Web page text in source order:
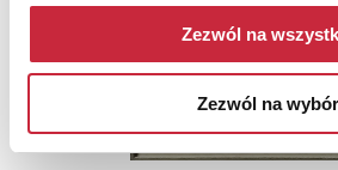
Zezwól na
Zezwól na wybór